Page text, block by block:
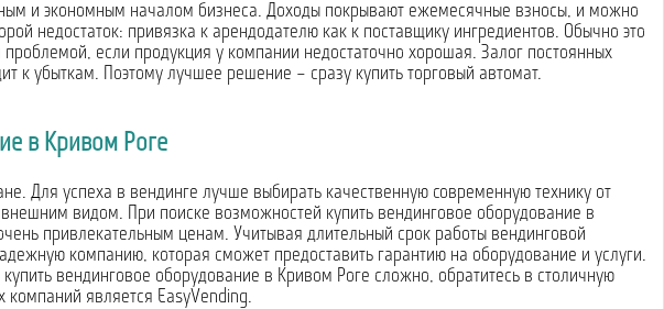
и экономным началом бизнеса. Доходы покрывают ежемесячные взносы, и можно
недостаток: привязка к арендодателю как к поставщику ингредиентов. Обычно это
если продукция у компании недостаточно хорошая. Залог постоянных
к убыткам. Поэтому лучшее решение – сразу купить торговый автомат.
в Кривом Роге
Для успеха в вендинге лучше выбирать качественную современную технику от
видом. При поиске возможностей купить вендинговое оборудование в
привлекательным ценам. Учитывая длительный срок работы вендинговой
компанию, которая сможет предоставить гарантию на оборудование и услуги.
вендинговое оборудование в Кривом Роге сложно, обратитесь в столичную
является EasyVending.